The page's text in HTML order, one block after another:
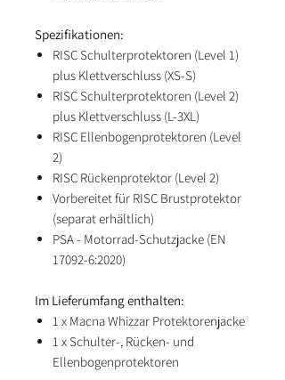
Spezifikationen:
RISC Schulterprotektoren (Level 1)
plus Klettverschluss (XS-S)
RISC Schulterprotektoren (Level 2)
plus Klettverschluss (L-3XL)
RISC Ellenbogenprotektoren (Level
2)
RISC Rückenprotektor (Level 2)
Vorbereitet für RISC Brustprotektor
(separat erhältlich)
PSA - Motorrad-Schutzjacke (EN
17092-6:2020)
Im Lieferumfang enthalten:
1 x Macna Whizzar Protektorenjacke
1 x Schulter-, Rücken- und
Ellenbogenprotektoren